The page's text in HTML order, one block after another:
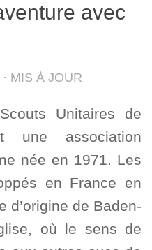
avec
· MIS À JOUR
Unitaires de
une association
née en 1971. Les
en France en
d’origine de Baden-
où le sens de